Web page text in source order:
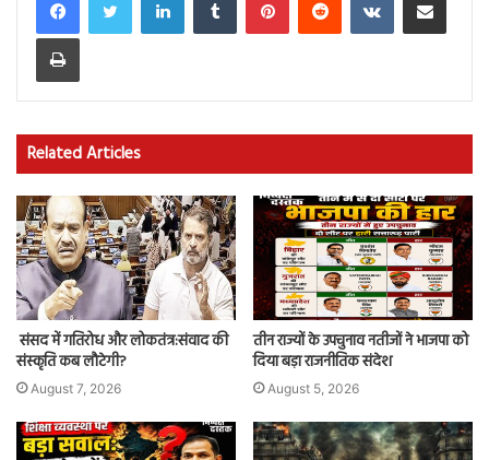
Print
Related Articles
संसद में गतिरोध और लोकतंत्र:संवाद की
संस्कृति कब लौटेगी?
August 7, 2026
तीन राज्यों के उपचुनाव नतीजों ने भाजपा को
दिया बड़ा राजनीतिक संदेश
August 5, 2026